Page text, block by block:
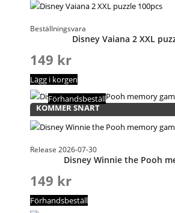
Beställningsvara
Disney Vaiana 2 XXL
149 kr
Lägg i korgen
KOMMER SNART
Release 2026-07-30
Förhandsbeställ
Disney Winnie the Pooh
149 kr
Förhandsbeställ